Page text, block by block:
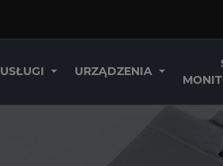
USŁUGI URZĄDZENIA